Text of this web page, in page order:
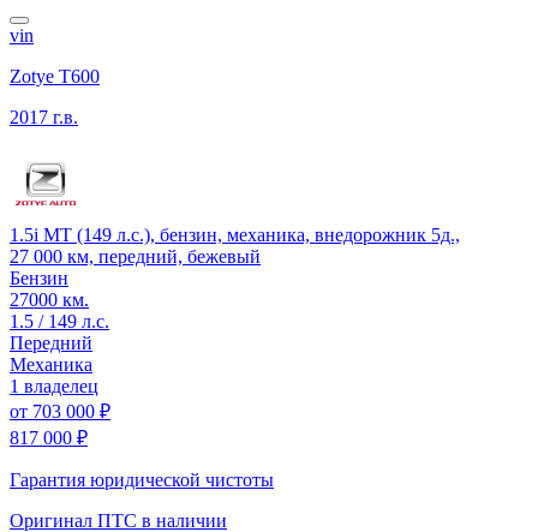
vin
Zotye T600
2017 г.в.
1.5i MT (149 л.с.), бензин, механика, внедорожник 5д.,
27 000 км, передний, бежевый
Бензин
27000 км.
1.5 / 149 л.с.
Передний
Механика
1 владелец
от 703 000 ₽
817 000 ₽
Гарантия юридической чистоты
Оригинал ПТС в наличии